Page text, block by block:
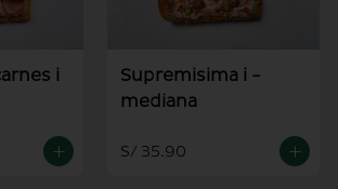
i
Supremisima i -
mediana
S/ 35.90